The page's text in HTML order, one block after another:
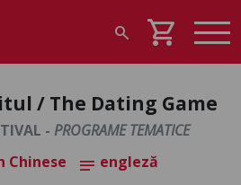
search shopping_cart
/ The Dating Game
- PROGRAME TEMATICE
Chinese notes engleză